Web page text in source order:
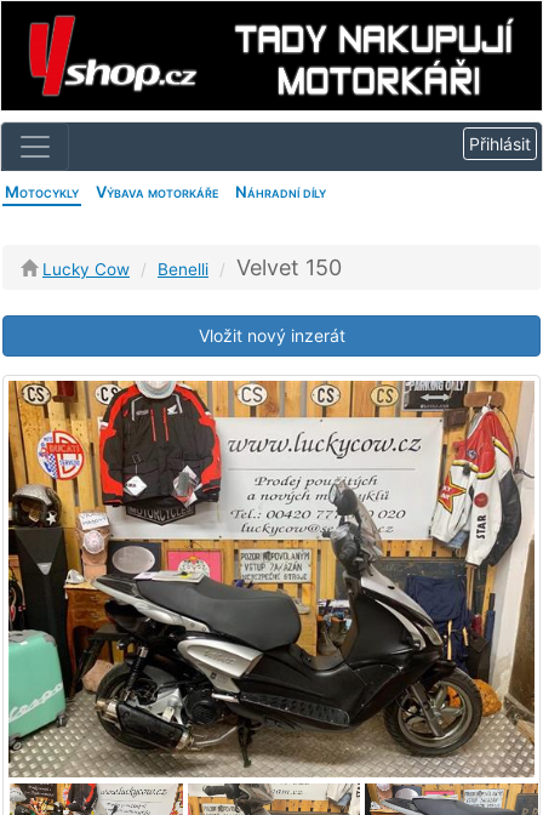
Motocykly Výbava motorkáře Náhradní díly
Lucky Cow Benelli Velvet 150
Vložit nový inzerát